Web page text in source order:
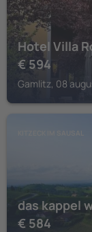
Hotel Villa
€ 594
Gamlitz, 08
das kappel
€ 584